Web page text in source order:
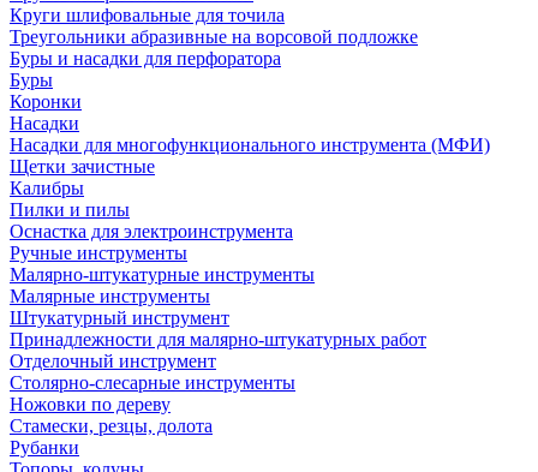
Круги шлифовальные для точила
Треугольники абразивные на ворсовой подложке
Буры и насадки для перфоратора
Буры
Коронки
Насадки
Насадки для многофункционального инструмента (МФИ)
Щетки зачистные
Калибры
Пилки и пилы
Оснастка для электроинструмента
Ручные инструменты
Малярно-штукатурные инструменты
Малярные инструменты
Штукатурный инструмент
Принадлежности для малярно-штукатурных работ
Отделочный инструмент
Столярно-слесарные инструменты
Ножовки по дереву
Стамески, резцы, долота
Рубанки